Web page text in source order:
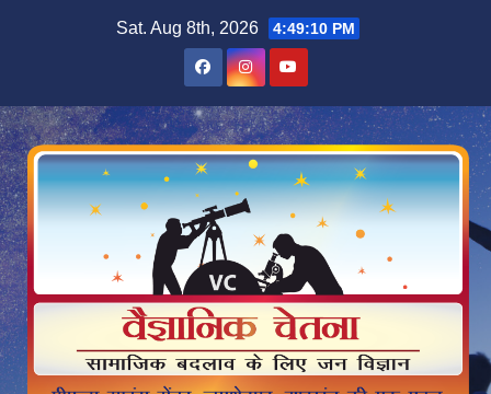
Sat. Aug 8th, 2026 4:49:12 PM